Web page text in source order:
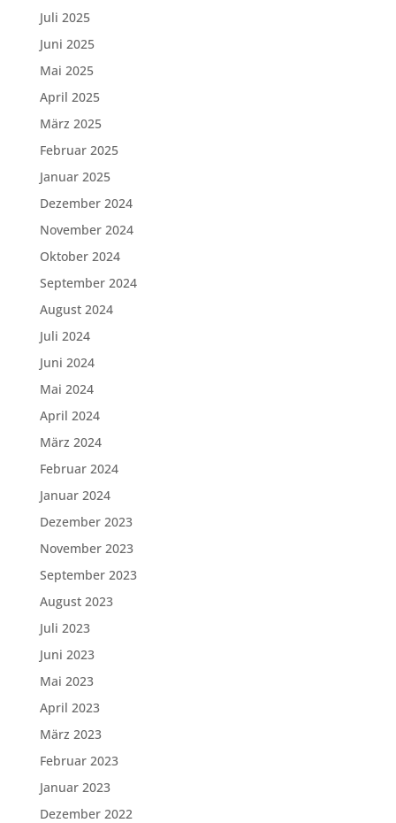
Juli 2025
Juni 2025
Mai 2025
April 2025
März 2025
Februar 2025
Januar 2025
Dezember 2024
November 2024
Oktober 2024
September 2024
August 2024
Juli 2024
Juni 2024
Mai 2024
April 2024
März 2024
Februar 2024
Januar 2024
Dezember 2023
November 2023
September 2023
August 2023
Juli 2023
Juni 2023
Mai 2023
April 2023
März 2023
Februar 2023
Januar 2023
Dezember 2022